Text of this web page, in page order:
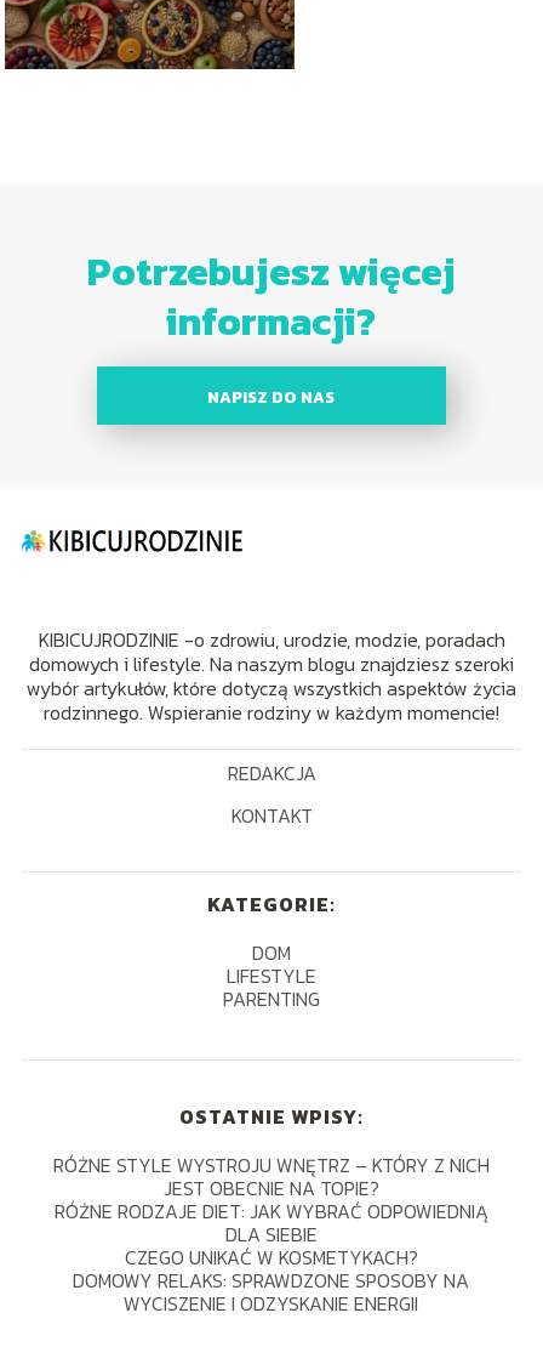
Potrzebujesz więcej
informacji?
NAPISZ DO NAS
KIBICUJRODZINIE -o zdrowiu, urodzie, modzie, poradach
domowych i lifestyle. Na naszym blogu znajdziesz szeroki
wybór artykułów, które dotyczą wszystkich aspektów życia
rodzinnego. Wspieranie rodziny w każdym momencie!
REDAKCJA
KONTAKT
KATEGORIE:
DOM
LIFESTYLE
PARENTING
OSTATNIE WPISY:
RÓŻNE STYLE WYSTROJU WNĘTRZ – KTÓRY Z NICH
JEST OBECNIE NA TOPIE?
RÓŻNE RODZAJE DIET: JAK WYBRAĆ ODPOWIEDNIĄ
DLA SIEBIE
CZEGO UNIKAĆ W KOSMETYKACH?
DOMOWY RELAKS: SPRAWDZONE SPOSOBY NA
WYCISZENIE I ODZYSKANIE ENERGII